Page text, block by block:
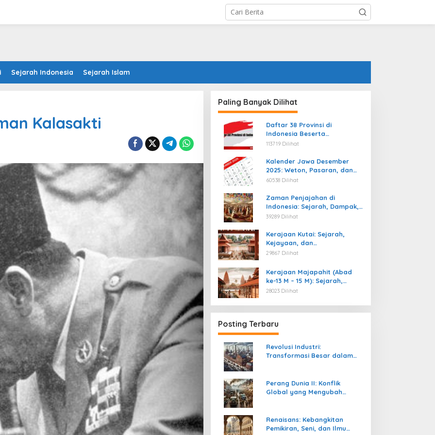
Sejarah Indonesia Sejarah Islam
Kalasakti
Paling Banyak Dilihat
Daftar 38 Provinsi di
Indonesia Beserta
Ibukotanya Terbaru
113719 Dilihat
Kalender Jawa Desember
2025: Weton, Pasaran, dan
Hari Baik
60538 Dilihat
Zaman Penjajahan di
Indonesia: Sejarah, Dampak,
dan Perjuangan Menuju
39289 Dilihat
Kerajaan Kutai: Sejarah,
Kejayaan, dan
Peninggalannya (Abad ke-4
29867 Dilihat
Kerajaan Majapahit (Abad
ke-13 M – 15 M): Sejarah,
Kejayaan, dan
28023 Dilihat
Posting Terbaru
Revolusi Industri:
Transformasi Besar dalam
Perang Dunia II: Konflik
Global yang Mengubah
Renaisans: Kebangkitan
Pemikiran, Seni, dan Ilmu